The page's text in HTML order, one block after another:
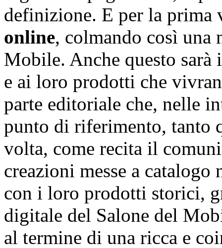
definizione. E per la
online, colmando così una
Mobile. Anche questo
e ai loro prodotti che
parte editoriale che, nelle
punto di riferimento, tanto
volta, come recita il
creazioni messe a
con i loro prodotti storici,
digitale del Salone del
al termine di una ricca e